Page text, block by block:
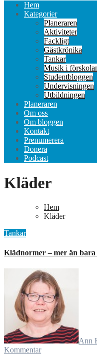
Hem
Kategorier
Planeraren
Aktiviteter
Fackligt
Gästkrönika
Tankar
Musik i
Studentbloggen
Undervisningen
Utbildningen
Planeraren
Om oss
Om bloggen
Kontakt
Prenumerera
Donera
Podcast
Kläder
Hem
Kläder
Tankar
Klädnormer – mer än
Ann
Kommentar